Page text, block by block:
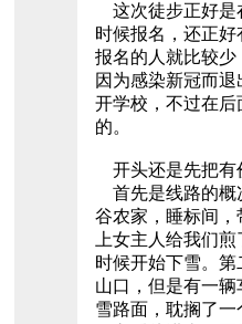
这次徒步正好是
时候报名，还正
报名的人就比较少
因为感染新冠而
开学校，不过在
的。
开头还是先把有
首先是线路的概
谷农家，睡标间
上女主人给我们
时候开始下雪。
山口，但是有一
雪路面，耽搁了一